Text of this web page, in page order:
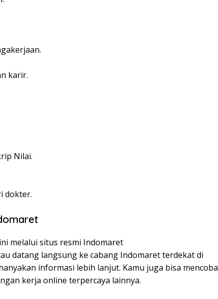
karir.
Nilai.
dokter.
melalui situs resmi Indomaret
datang langsung ke cabang Indomaret terdekat di
informasi lebih lanjut. Kamu juga bisa mencoba
kerja online terpercaya lainnya.